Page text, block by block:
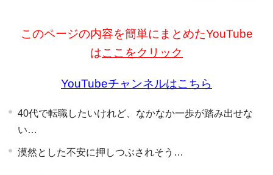
このページの内容を簡単にまとめたYouTube
はここをクリック
YouTubeチャンネルはこちら
40代で転職したいけれど、なかなか一歩が踏み出せな
い…
漠然とした不安に押しつぶされそう…